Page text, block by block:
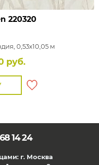
220320
0,53x10,05 м
руб.
14 24
г. Москва